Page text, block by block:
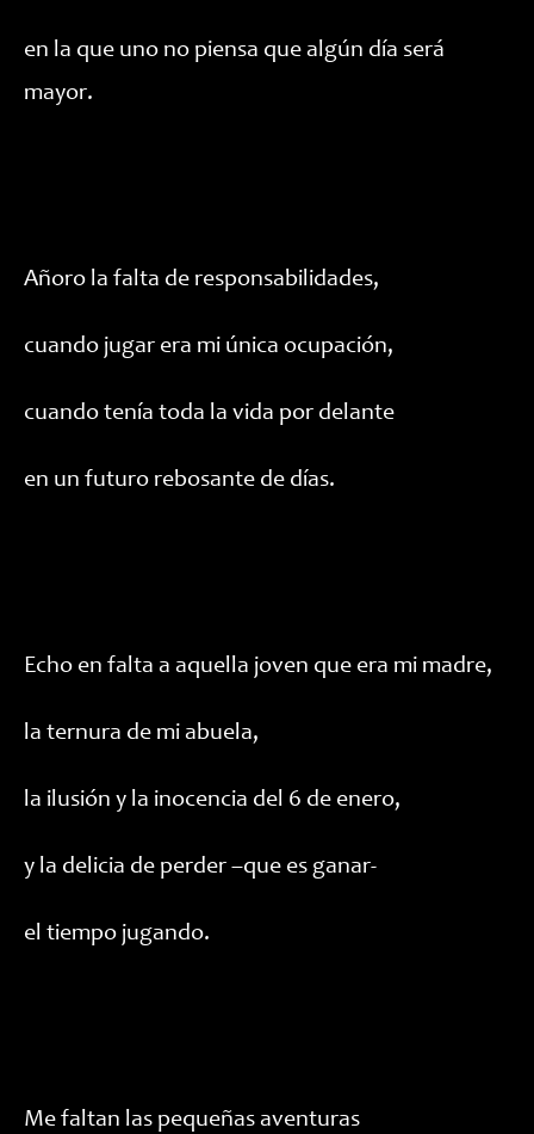
en la que uno no piensa que algún día será
mayor.
Añoro la falta de responsabilidades,
cuando jugar era mi única ocupación,
cuando tenía toda la vida por delante
en un futuro rebosante de días.
Echo en falta a aquella joven que era mi madre,
la ternura de mi abuela,
la ilusión y la inocencia del 6 de enero,
y la delicia de perder –que es ganar-
el tiempo jugando.
Me faltan las pequeñas aventuras